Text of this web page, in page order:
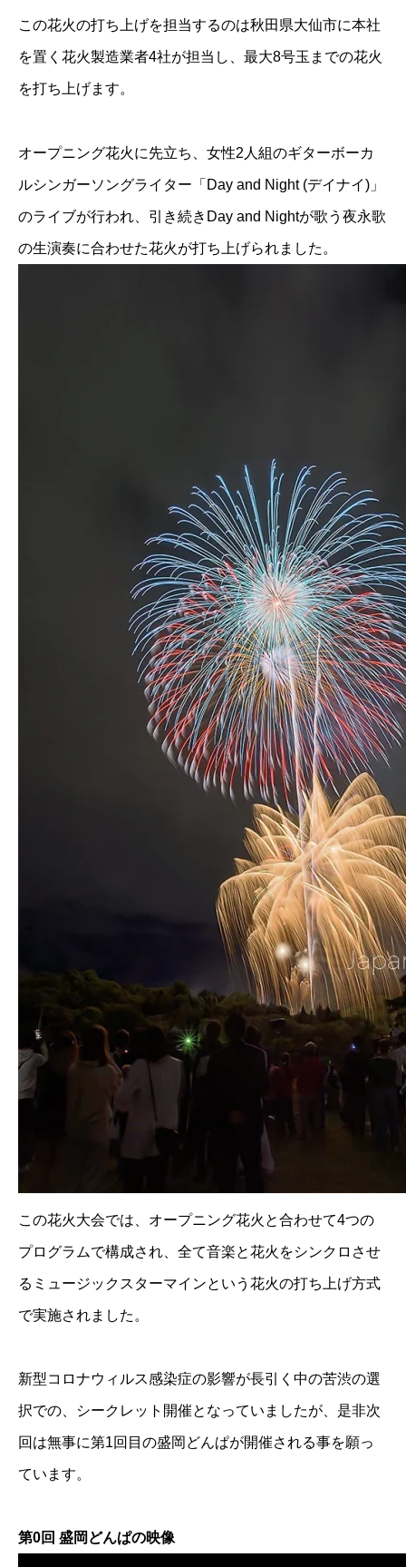
この花火の打ち上げを担当するのは秋田県大仙市に本社
を置く花火製造業者4社が担当し、最大8号玉までの花火
を打ち上げます。
オープニング花火に先立ち、女性2人組のギターボーカ
ルシンガーソングライター「Day and Night (デイナイ)」
のライブが行われ、引き続きDay and Nightが歌う夜永歌
の生演奏に合わせた花火が打ち上げられました。
この花火大会では、オープニング花火と合わせて4つの
プログラムで構成され、全て音楽と花火をシンクロさせ
るミュージックスターマインという花火の打ち上げ方式
で実施されました。
新型コロナウィルス感染症の影響が長引く中の苦渋の選
択での、シークレット開催となっていましたが、是非次
回は無事に第1回目の盛岡どんぱが開催される事を願っ
ています。
第0回 盛岡どんぱの映像